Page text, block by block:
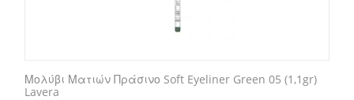
Μολύβι Ματιών Πράσινο Soft Eyeliner Green 05 (1,1gr)
Lavera